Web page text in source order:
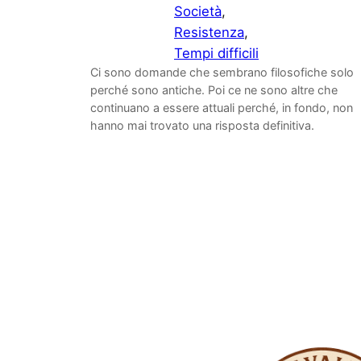
Società
Resistenza
Tempi difficili
Ci sono domande che sembrano filosofiche solo
perché sono antiche. Poi ce ne sono altre che
continuano a essere attuali perché, in fondo, non
hanno mai trovato una risposta definitiva.